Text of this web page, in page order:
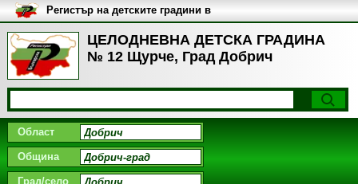
ЦЕЛОДНЕВНА ДЕТСКА ГРАДИНА
№ 12 Щурче, Град Добрич
Регистър на детските градини в
България
Област
Община
Град/село